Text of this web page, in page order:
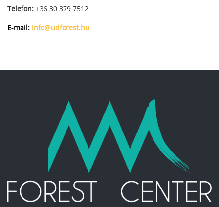
Telefon: +36 30 379 7512
E-mail: info@udforest.hu